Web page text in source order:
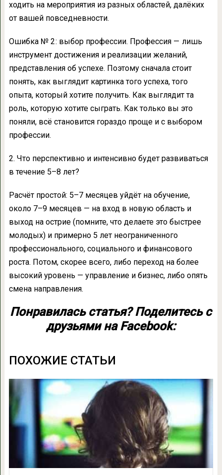
ходить на мероприятия из разных областей, далёких
от вашей повседневности.
Ошибка № 2 : выбор профессии. Профессия — лишь
инструмент достижения и реализации желаний,
представления об успехе. Поэтому сначала стоит
понять, как выглядит картинка того успеха, того
опыта, который хотите получить. Как выглядит та
роль, которую хотите сыграть. Как только вы это
поняли, всё становится гораздо проще и с выбором
профессии.
2. Что перспективно и интенсивно будет развиваться
в течение 5–8 лет?
Расчёт простой: 5–7 месяцев уйдёт на обучение,
около 7–9 месяцев — на вход в новую область и
выход на острие (помните, что делаете это быстрее
молодых) и примерно 5 лет неограниченного
профессионального, социального и финансового
роста. Потом, скорее всего, либо переход на более
высокий уровень — управление и бизнес, либо опять
смена направления.
Понравилась статья? Поделитесь с
друзьями на Facebook:
ПОХОЖИЕ СТАТЬИ